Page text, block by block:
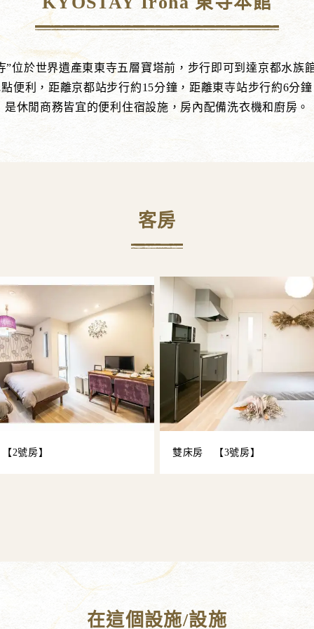
”位於世界遺產東東寺五層寶塔前，步行即可到達京都水族
便利，距離京都站步行約15分鐘，距離東寺站步行約6分
是休閒商務皆宜的便利住宿設施，房內配備洗衣機和廚房。
客房
2號房】 雙床房 【3號房】
在這個設施/設施